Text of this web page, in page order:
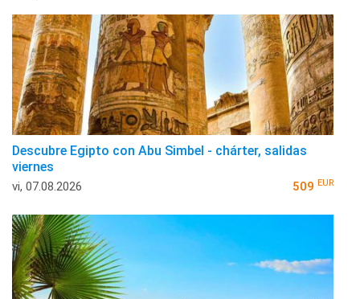
Descubre Egipto con Abu Simbel - chárter, salidas
viernes
vi, 07.08.2026 509 EUR